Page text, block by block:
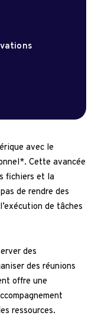
avec le
Cette avancée
fichiers et la
de rendre des
de tâches
des
des réunions
offre une
ressources.